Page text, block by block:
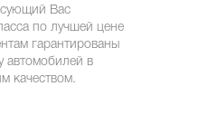
Вас
по лучшей цене
гарантированы
автомобилей в
качеством.